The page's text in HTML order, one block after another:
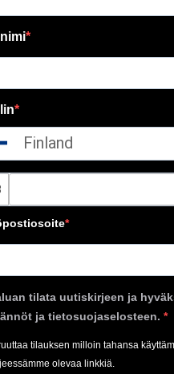
Finland
tilata uutiskirjeen ja
ja tietosuojaselosteen.
tilauksen milloin tahansa
olevaa linkkiä.